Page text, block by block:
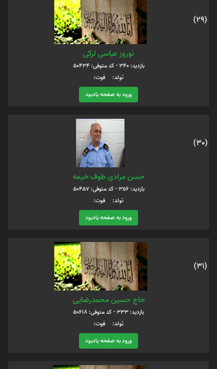
(29)
نوروز عباسی لرکی
بازدید: 340 - کد متوفی: 50434
تولد: فوت:
ورود به صفحه یادبود
(30)
حسن مرادی طوف خیمه
بازدید: 356 - کد متوفی: 50457
تولد: فوت:
ورود به صفحه یادبود
(31)
حاج حسین محمدرضایی
بازدید: 333 - کد متوفی: 50618
تولد: فوت:
ورود به صفحه یادبود